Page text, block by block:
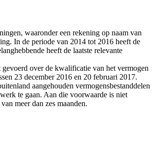
waaronder een rekening op naam van
In de periode van 2014 tot 2016 heeft de
heeft de laatste relevante
over de kwalificatie van het vermogen
23 december 2016 en 20 februari 2017.
aangehouden vermogensbestanddelen
te gaan. Aan die voorwaarde is niet
meer dan zes maanden.